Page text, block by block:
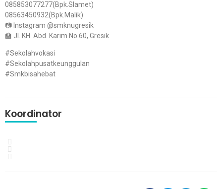
085853077277(Bpk.Slamet)
08563450932(Bpk.Malik)
📷 Instagram @smknugresik
🏫 Jl. KH. Abd. Karim No.60, Gresik
#Sekolahvokasi
#Sekolahpusatkeunggulan
#Smkbisahebat
Koordinator